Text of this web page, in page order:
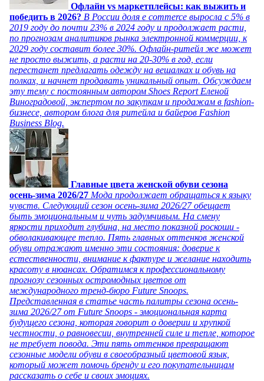
Офлайн vs маркетплейсы: как выжить и
победить в 2026? В России доля e commerce выросла с 5% в
2019 году до почти 23% в 2024 году и продолжает расти,
по прогнозам аналитиков рынка электронной коммерции, к
2029 году составит более 30%. Офлайн-ритейл же может
не просто выжить, а расти на 20-30% в год, если
перестанет предлагать одежду на вешалках и обувь на
полках, и начнет продавать уникальный опыт. Обсуждаем
эту тему с постоянным автором Shoes Report Еленой
Виноградовой, экспертом по закупкам и продажам в fashion-
бизнесе, автором блога для ритейла и байеров Fashion
Business Blog.
Главные цвета женской обуви сезона
осень-зима 2026/27 Мода продолжает обращаться к языку
чувств. Следующий сезон осень-зима 2026/27 обещает
быть эмоциональным и чуть задумчивым. На смену
яркости приходит глубина, на место показной роскоши -
обволакивающее тепло. Пять главных оттенков женской
обуви отражают именно эти состояния: доверие к
естественности, внимание к фактуре и желание находить
красоту в нюансах. Обратимся к профессиональному
прогнозу сезонных остромодных цветов от
международного тренд-бюро Future Snoops.
Представленная в статье часть палитры сезона осень-
зима 2026/27 от Future Snoops - эмоциональная карта
будущего сезона, которая говорит о доверии и хрупкой
честности, о равновесии, внутренней силе и тепле, которое
не требует повода. Эти пять оттенков превращают
сезонные модели обуви в своеобразный цветовой язык,
который может помочь бренду и его покупательницам
рассказать о себе и своих эмоциях.